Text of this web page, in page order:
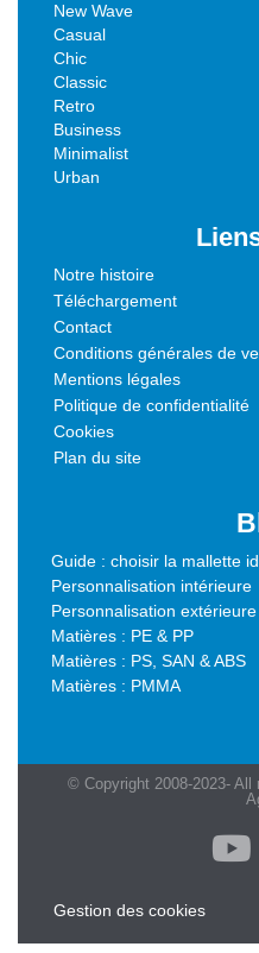
New Wave
Casual
Chic
Classic
Retro
Business
Minimalist
Urban
Notre histoire
Téléchargement
Contact
Conditions générales de
Mentions légales
Politique de confidentialité
Cookies
Plan du site
Guide : choisir la mallette
Personnalisation intérieure
Personnalisation extérieure
Matières : PE & PP
Matières : PS, SAN & ABS
Matières : PMMA
© Copyright 2008-2023- All
Gestion des cookies